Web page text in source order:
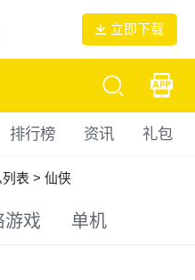
立即下载
排行榜 资讯 礼包
表 > 仙侠
游戏 单机